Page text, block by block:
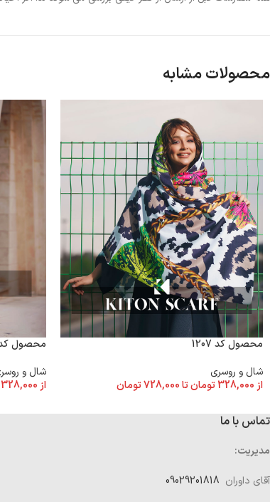
محصولات مشابه
محصول کد 1207
شال و روسری
از 328,000تومانتا728,000تومان
محصول کد
شال و
از 328,000
تماس با ما
مدیریت:
آقای داوران